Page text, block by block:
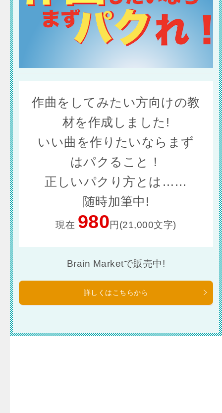
作曲をしてみたい方向けの教
材を作成しました!
いい曲を作りたいならまず
はパクること！
正しいパクり方とは……
随時加筆中!
現在 980円(21,000文字)
Brain Marketで販売中!
詳しくはこちらから